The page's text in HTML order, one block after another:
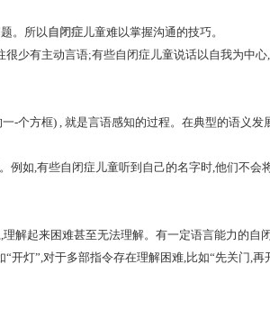
。所以自闭症儿童难以掌握沟通的技巧。
少有主动言语;有些自闭症儿童说话以自我为中心
方框) , 就是言语感知的过程。在典型的语义发
如,有些自闭症儿童听到自己的名字时,他们不会
起来困难甚至无法理解。有一定语言能力的自
灯”,对于多部指令存在理解困难,比如“先关门,再